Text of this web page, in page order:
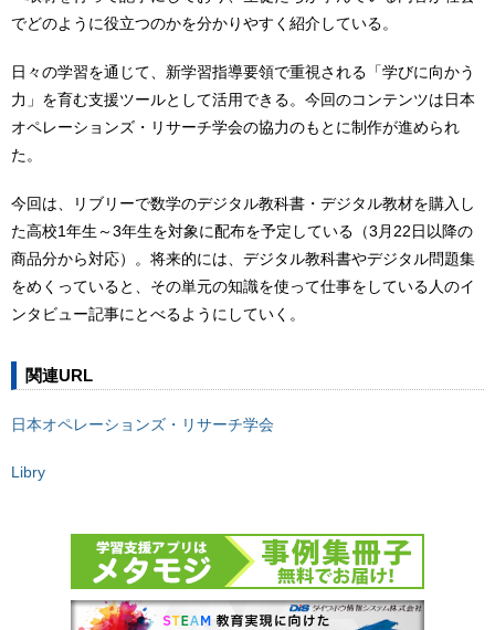
でどのように役立つのかを分かりやすく紹介している。
日々の学習を通じて、新学習指導要領で重視される「学びに向かう
力」を育む支援ツールとして活用できる。今回のコンテンツは日本
オペレーションズ・リサーチ学会の協力のもとに制作が進められ
た。
今回は、リブリーで数学のデジタル教科書・デジタル教材を購入し
た高校1年生～3年生を対象に配布を予定している（3月22日以降の
商品分から対応）。将来的には、デジタル教科書やデジタル問題集
をめくっていると、その単元の知識を使って仕事をしている人のイ
ンタビュー記事にとべるようにしていく。
関連URL
日本オペレーションズ・リサーチ学会
Libry